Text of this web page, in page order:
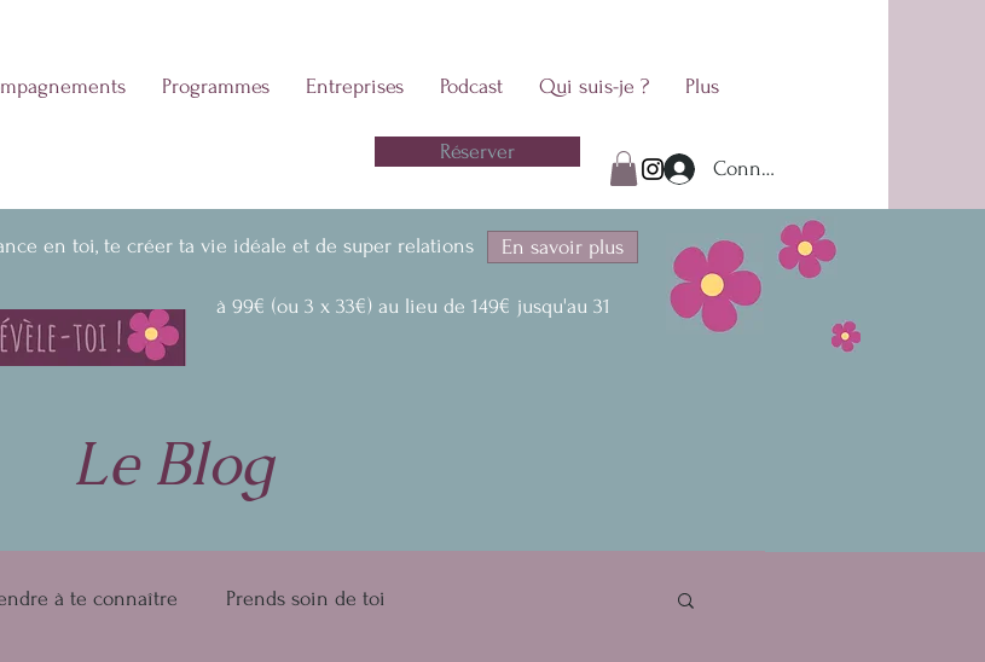
Programmes Entreprises Podcast Qui suis-je ? Plus
Réserver
Connexion
en toi, te créer ta vie idéale et de super relations
à 99€ (ou 3 x 33€) au lieu de 149€ jusqu'au 31
En savoir plus
Le Blog
à te connaître Prends soin de toi